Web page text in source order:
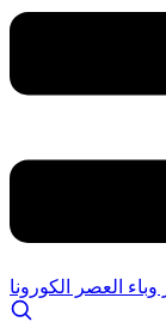
وباء العصر الكورونا